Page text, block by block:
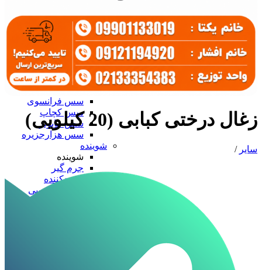
آبلیمو
سرکه
سس، رب و زیتون
سس، رب و زیتون
رب گوجه
زیتون
زیتون پرورده
سس فرانسوی
سس کچاپ
سس مایونز
سس هزارجزیره
شوینده
شوینده
جرم گیر
سفیدکننده
مایع دستشویی
زغال درختی کبابی (20 کیلویی)
سایر /